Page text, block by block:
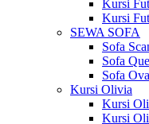
Kursi
Kursi
SEWA SOFA
Sofa
Sofa
Sofa
Kursi Olivia
Kursi
Kursi